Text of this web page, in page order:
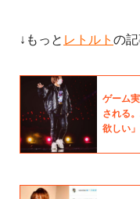
↓もっと レトルト の